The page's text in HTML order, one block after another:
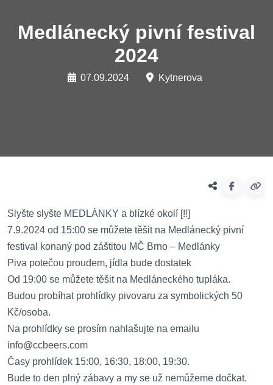
Medlánecký pivní festival
2024
07.09.2024 Kytnerova
Slyšte slyšte MEDLÁNKY a blízké okolí [‼️]
7.9.2024 od 15:00 se můžete těšit na Medlánecký pivní
festival konaný pod záštitou MČ Brno – Medlánky
Piva potečou proudem, jídla bude dostatek
Od 19:00 se můžete těšit na Medláneckého tupláka.
Budou probíhat prohlídky pivovaru za symbolických 50
Kč/osoba.
Na prohlídky se prosím nahlašujte na emailu
info@ccbeers.com
Časy prohlídek 15:00, 16:30, 18:00, 19:30.
Bude to den plný zábavy a my se už nemůžeme dočkat.